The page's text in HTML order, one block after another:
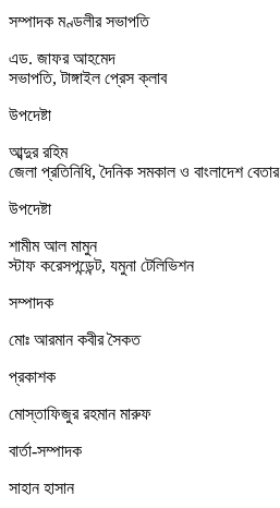
সম্পাদক মণ্ডলীর সভাপতি
এড. জাফর আহমেদ
সভাপতি, টাঙ্গাইল প্রেস ক্লাব
উপদেষ্টা
আব্দুর রহিম
জেলা প্রতিনিধি, দৈনিক সমকাল ও বাংলাদেশ বেতার
উপদেষ্টা
শামীম আল মামুন
স্টাফ করেসপন্ডেন্ট, যমুনা টেলিভিশন
সম্পাদক
মোঃ আরমান কবীর সৈকত
প্রকাশক
মোস্তাফিজুর রহমান মারুফ
বার্তা-সম্পাদক
সাহান হাসান